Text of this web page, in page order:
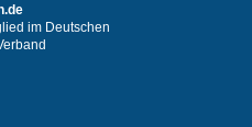
im Deutschen